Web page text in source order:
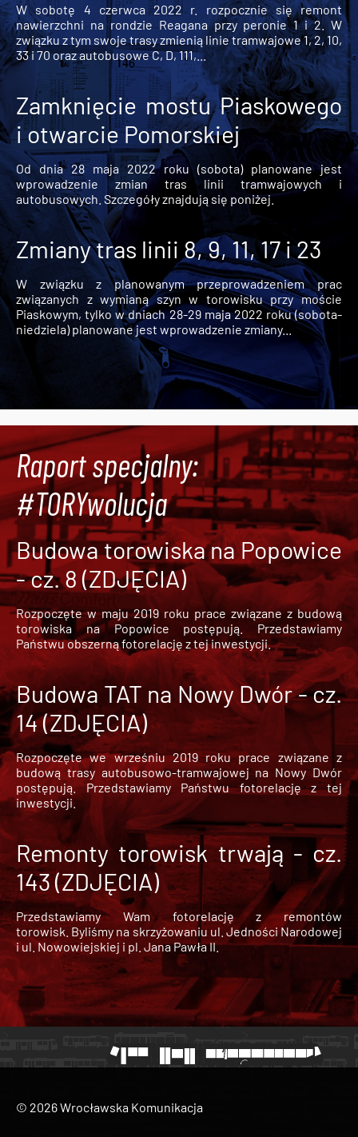
W sobotę 4 czerwca 2022 r. rozpocznie się remont
nawierzchni na rondzie Reagana przy peronie 1 i 2. W
związku z tym swoje trasy zmienią linie tramwajowe 1, 2, 10,
33 i 70 oraz autobusowe C, D, 111,...
Zamknięcie mostu Piaskowego
i otwarcie Pomorskiej
Od dnia 28 maja 2022 roku (sobota) planowane jest
wprowadzenie zmian tras linii tramwajowych i
autobusowych. Szczegóły znajdują się poniżej.
Zmiany tras linii 8, 9, 11, 17 i 23
W związku z planowanym przeprowadzeniem prac
związanych z wymianą szyn w torowisku przy moście
Piaskowym, tylko w dniach 28-29 maja 2022 roku (sobota-
niedziela) planowane jest wprowadzenie zmiany...
Raport specjalny:
#TORYwolucja
Budowa torowiska na Popowice
- cz. 8 (ZDJĘCIA)
Rozpoczęte w maju 2019 roku prace związane z budową
torowiska na Popowice
postępują. Przedstawiamy
Państwu obszerną fotorelację z tej inwestycji.
Budowa TAT na Nowy Dwór - cz.
14 (ZDJĘCIA)
Rozpoczęte we wrześniu 2019 roku prace związane z
budową trasy autobusowo-tramwajowej na Nowy Dwór
postępują. Przedstawiamy Państwu fotorelację z tej
inwestycji.
Remonty torowisk trwają - cz.
143 (ZDJĘCIA)
Przedstawiamy Wam fotorelację z remontów
torowisk. Byliśmy na skrzyżowaniu ul. Jedności Narodowej
i ul. Nowowiejskiej i pl. Jana Pawła II.
© 2026 Wrocławska Komunikacja